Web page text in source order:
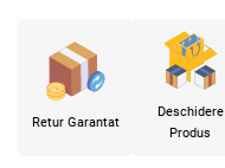
Retur Garantat
Deschidere
Produs